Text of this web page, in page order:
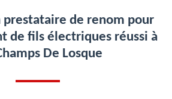
prestataire de renom pour
de fils électriques réussi à
De Losque